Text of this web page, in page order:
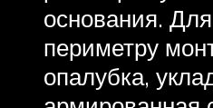
основания. Для
периметру
опалубка,